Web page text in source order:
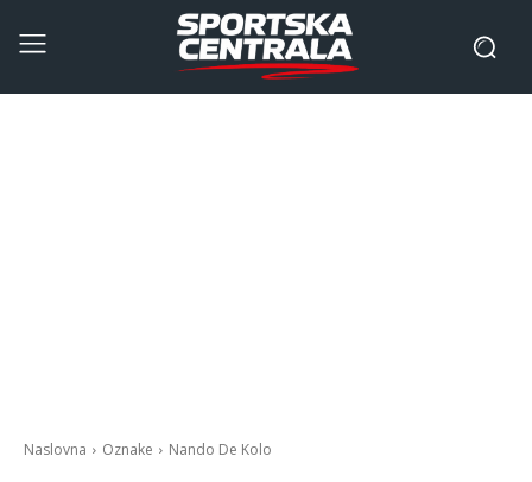
Naslovna Oznake Nando De Kolo